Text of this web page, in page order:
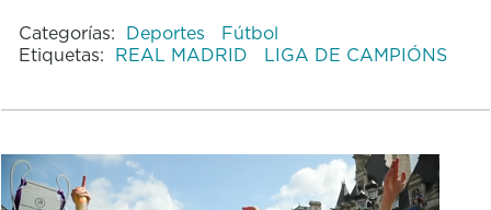
Categorías: Deportes
Fútbol
Etiquetas: REAL MADRID LIGA DE CAMPIÓNS